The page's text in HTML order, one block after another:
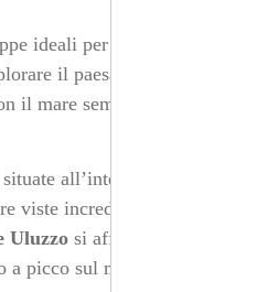
ideali per chi ama fare
il paesaggio naturale
il mare sempre sullo
all’interno del Parco
viste incredibili sulla costa
Uluzzo si affaccia su una
picco sul mare, offrendo